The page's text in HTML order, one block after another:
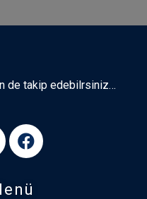
de takip edebilrsiniz…